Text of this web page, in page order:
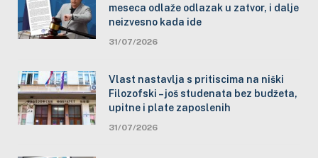
meseca odlaže odlazak u zatvor, i dalje
neizvesno kada ide
31/07/2026
Vlast nastavlja s pritiscima na niški
Filozofski – još studenata bez budžeta,
upitne i plate zaposlenih
31/07/2026